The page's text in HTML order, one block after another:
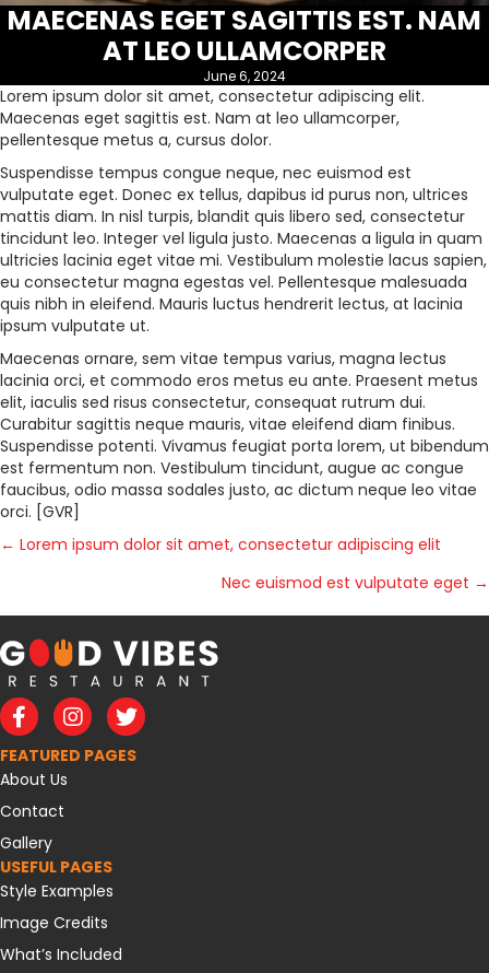
MAECENAS EGET SAGITTIS EST. NAM
AT LEO ULLAMCORPER
June 6, 2024
Lorem ipsum dolor sit amet, consectetur adipiscing elit.
Maecenas eget sagittis est. Nam at leo ullamcorper,
pellentesque metus a, cursus dolor.
Suspendisse tempus congue neque, nec euismod est
vulputate eget. Donec ex tellus, dapibus id purus non, ultrices
mattis diam. In nisl turpis, blandit quis libero sed, consectetur
tincidunt leo. Integer vel ligula justo. Maecenas a ligula in quam
ultricies lacinia eget vitae mi. Vestibulum molestie lacus sapien,
eu consectetur magna egestas vel. Pellentesque malesuada
quis nibh in eleifend. Mauris luctus hendrerit lectus, at lacinia
ipsum vulputate ut.
Maecenas ornare, sem vitae tempus varius, magna lectus
lacinia orci, et commodo eros metus eu ante. Praesent metus
elit, iaculis sed risus consectetur, consequat rutrum dui.
Curabitur sagittis neque mauris, vitae eleifend diam finibus.
Suspendisse potenti. Vivamus feugiat porta lorem, ut bibendum
est fermentum non. Vestibulum tincidunt, augue ac congue
faucibus, odio massa sodales justo, ac dictum neque leo vitae
orci. [GVR]
POSTS
← Lorem ipsum dolor sit amet, consectetur adipiscing elit
Nec euismod est vulputate eget →
FacebookInstagram
Twitter
FEATURED PAGES
About Us
Contact
Gallery
USEFUL PAGES
Style Examples
Image Credits
What’s Included